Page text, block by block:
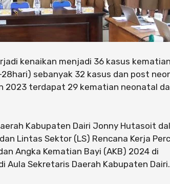
kenaikan menjadi 36 kasus
sebanyak 32 kasus dan post
2023 terdapat 29 kematian neonatal
Kabupaten Dairi Jonny Hutasoit
Lintas Sektor (LS) Rencana Kerja
Angka Kematian Bayi (AKB) 2024 di
Aula Sekretaris Daerah Kabupaten Dairi.